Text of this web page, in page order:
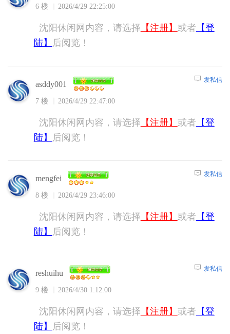
6 楼 2026/4/29 22:25:00
沈阳休闲网内容，请选择 【注册】 或者 【登
陆】
后阅览！
asddy001
7 楼 2026/4/29 22:47:00
发私信
沈阳休闲网内容，请选择 【注册】 或者 【登
陆】
后阅览！
mengfei
8 楼 2026/4/29 23:46:00
发私信
沈阳休闲网内容，请选择 【注册】 或者 【登
陆】
后阅览！
reshuihu
9 楼 2026/4/30 1:12:00
发私信
沈阳休闲网内容，请选择 【注册】 或者 【登
陆】
后阅览！